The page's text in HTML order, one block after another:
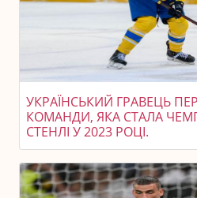
УКРАЇНСЬКИЙ ГРАВЕЦЬ
КОМАНДИ, ЯКА СТАЛА
СТЕНЛІ У 2023 РОЦІ.